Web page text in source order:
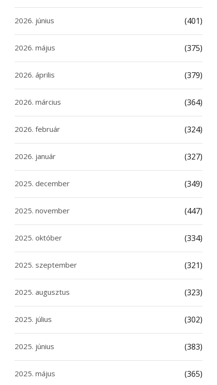
2026. június (401)
2026. május (375)
2026. április (379)
2026. március (364)
2026. február (324)
2026. január (327)
2025. december (349)
2025. november (447)
2025. október (334)
2025. szeptember (321)
2025. augusztus (323)
2025. július (302)
2025. június (383)
2025. május (365)